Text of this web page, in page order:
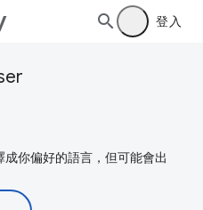
登入
你偏好的語言，但可能會出